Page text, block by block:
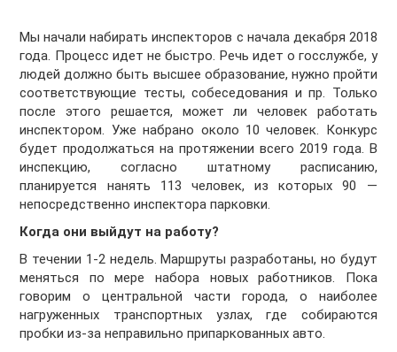
Мы начали набирать инспекторов с начала декабря 2018
года. Процесс идет не быстро. Речь идет о госслужбе, у
людей должно быть высшее образование, нужно пройти
соответствующие тесты, собеседования и пр. Только
после этого решается, может ли человек работать
инспектором. Уже набрано около 10 человек. Конкурс
будет продолжаться на протяжении всего 2019 года. В
инспекцию, согласно штатному расписанию,
планируется нанять 113 человек, из которых 90 —
непосредственно инспектора парковки.
Когда они выйдут на работу?
В течении 1-2 недель. Маршруты разработаны, но будут
меняться по мере набора новых работников. Пока
говорим о центральной части города, о наиболее
нагруженных транспортных узлах, где собираются
пробки из-за неправильно припаркованных авто.